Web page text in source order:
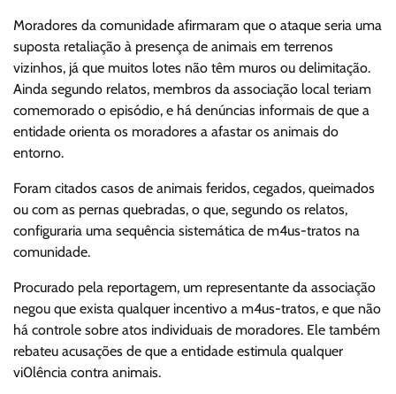
Moradores da comunidade afirmaram que o ataque seria uma
suposta retaliação à presença de animais em terrenos
vizinhos, já que muitos lotes não têm muros ou delimitação.
Ainda segundo relatos, membros da associação local teriam
comemorado o episódio, e há denúncias informais de que a
entidade orienta os moradores a afastar os animais do
entorno.
Foram citados casos de animais feridos, cegados, queimados
ou com as pernas quebradas, o que, segundo os relatos,
configuraria uma sequência sistemática de m4us-tratos na
comunidade.
Procurado pela reportagem, um representante da associação
negou que exista qualquer incentivo a m4us-tratos, e que não
há controle sobre atos individuais de moradores. Ele também
rebateu acusações de que a entidade estimula qualquer
vi0lência contra animais.